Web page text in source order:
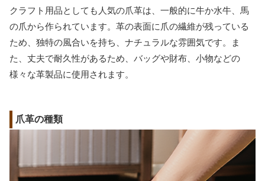
クラフト用品としても人気の爪革は、一般的に牛か水牛、馬
の爪から作られています。革の表面に爪の繊維が残っている
ため、独特の風合いを持ち、ナチュラルな雰囲気です。ま
た、丈夫で耐久性があるため、バッグや財布、小物などの
様々な革製品に使用されます。
爪革の種類